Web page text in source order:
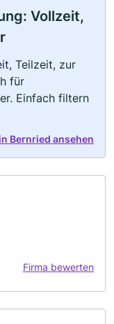
Vollzeit,
Teilzeit, zur
für
Einfach filtern
Bernried ansehen
Firma bewerten